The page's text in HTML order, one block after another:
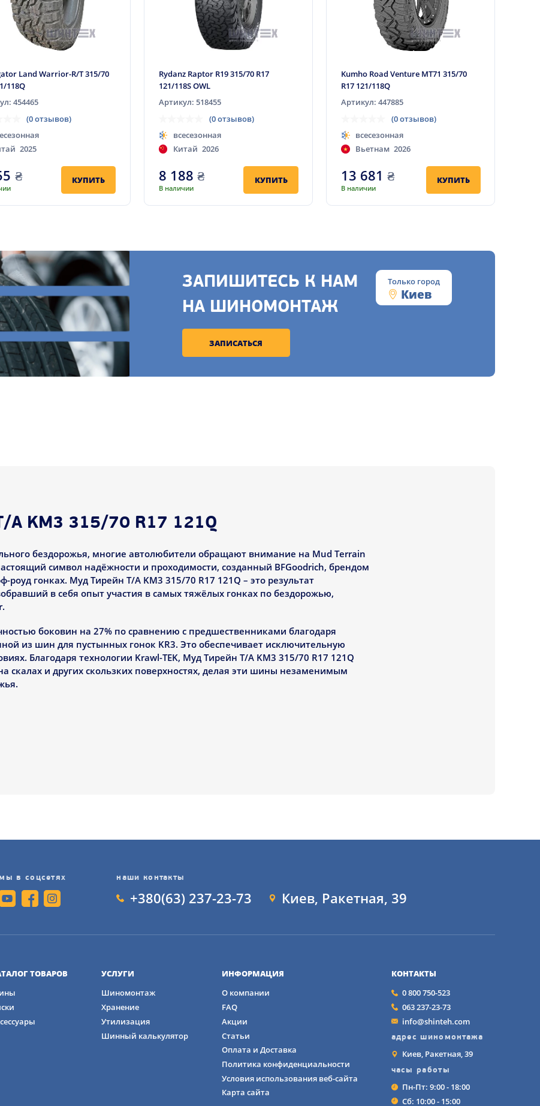
Land Warrior-R/T 315/70
118Q
454465
(0 отзывов)
2025
₴ КУПИТЬ
Rydanz Raptor R19 315/70 R17
121/118S OWL
Артикул: 518455
(0 отзывов)
всесезонная
Китай 2026
8 188 ₴
В наличии
КУПИТЬ
Kumho Road Venture MT71 315/70
R17 121/118Q
Артикул: 447885
(0 отзывов)
всесезонная
Вьетнам 2026
13 681 ₴
В наличии
КУПИТЬ
ЗАПИШИТЕСЬ К НАМ
НА ШИНОМОНТАЖ
Только город
Киев
ЗАПИСАТЬСЯ
A KM3 315/70 R17 121Q
бездорожья, многие автолюбители обращают внимание на Mud Terrain
символ надёжности и проходимости, созданный BFGoodrich, брендом
роуд гонках. Муд Тирейн T/A KM3 315/70 R17 121Q – это результат
в себя опыт участия в самых тяжёлых гонках по бездорожью,
боковин на 27% по сравнению с предшественниками благодаря
из шин для пустынных гонок KR3. Это обеспечивает исключительную
Благодаря технологии Krawl-TEK, Муд Тирейн T/A KM3 315/70 R17 121Q
скалах и других скользких поверхностях, делая эти шины незаменимым
ТИРЕЙН T/A KM3 315/70 R17 121Q
благодаря составу Krawl-TEK.
прочнее с технологией CoreGard Max.
59 размеров для различных типов транспортных средств, от UTV до лёгких
KM3 315/70 R17 121Q обладают хорошей проходимостью по снегу и
и песке, хотя на льду их использование не рекомендуется без цепей.
Mud-Phobic помогают сохранять сцепление в грязи и смягчать
в соцсетях наши контакты
+380(63) 237-23-73 Киев, Ракетная, 39
ТОВАРОВ
УСЛУГИ
Шиномонтаж
Хранение
Утилизация
Шинный калькулятор
ИНФОРМАЦИЯ
О компании
FAQ
Акции
Статьи
Оплата и Доставка
Политика конфиденциальности
Условия использования веб-сайта
Карта сайта
КОНТАКТЫ
0 800 750-523
063 237-23-73
info@shinteh.com
адрес шиномонтажа
Киев, Ракетная, 39
часы работы
Пн-Пт: 9:00 - 18:00
Сб: 10:00 - 15:00